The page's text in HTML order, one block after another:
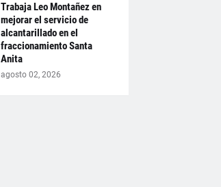
Trabaja Leo Montañez en
mejorar el servicio de
alcantarillado en el
fraccionamiento Santa
Anita
agosto 02, 2026